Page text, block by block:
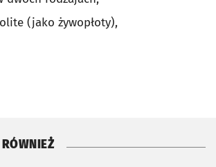
(jako żywopłoty),